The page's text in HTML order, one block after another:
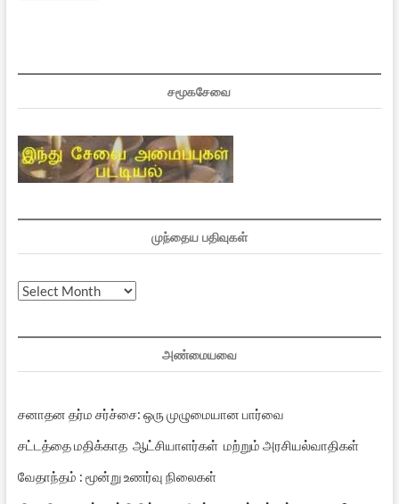
சமூகசேவை
முந்தைய பதிவுகள்
முந்தைய
அண்மையவை
சனாதன தர்ம சர்ச்சை: ஒரு முழுமையான பார்வை
சட்டத்தை மதிக்காத ஆட்சியாளர்கள் மற்றும் அரசியல்வாதிகள்
வேதாந்தம் : மூன்று உணர்வு நிலைகள்